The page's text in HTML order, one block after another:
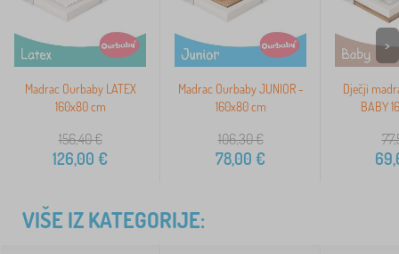
Madrac Ourbaby LATEX
160x80 cm
156,40€
126,00 €
Madrac Ourbaby JUNIOR -
160x80 cm
106,30€
78,00 €
Dječji
BABY
>
VIŠE IZ KATEGORIJE: